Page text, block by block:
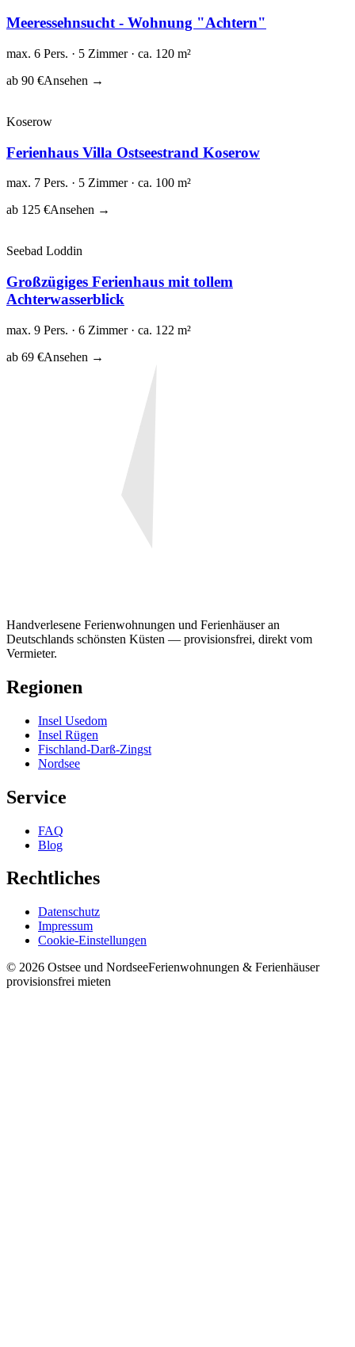
Meeressehnsucht - Wohnung "Achtern"
max. 6 Pers. · 5 Zimmer · ca. 120 m²
ab 90 €Ansehen →
Koserow
Ferienhaus Villa Ostseestrand Koserow
max. 7 Pers. · 5 Zimmer · ca. 100 m²
ab 125 €Ansehen →
Seebad Loddin
Großzügiges Ferienhaus mit tollem
Achterwasserblick
max. 9 Pers. · 6 Zimmer · ca. 122 m²
ab 69 €Ansehen →
Handverlesene Ferienwohnungen und Ferienhäuser an
Deutschlands schönsten Küsten — provisionsfrei, direkt vom
Vermieter.
Regionen
Insel Usedom
Insel Rügen
Fischland-Darß-Zingst
Nordsee
Service
FAQ
Blog
Rechtliches
Datenschutz
Impressum
Cookie-Einstellungen
© 2026 Ostsee und NordseeFerienwohnungen & Ferienhäuser
provisionsfrei mieten